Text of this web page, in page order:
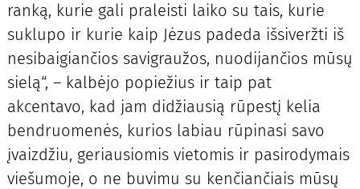
ranką, kurie gali praleisti laiko su tais, kurie
suklupo ir kurie kaip Jėzus padeda išsiveržti iš
nesibaigiančios savigraužos, nuodijančios mūsų
sielą“, – kalbėjo popiežius ir taip pat
akcentavo, kad jam didžiausią rūpestį kelia
bendruomenės, kurios labiau rūpinasi savo
įvaizdžiu, geriausiomis vietomis ir pasirodymais
viešumoje, o ne buvimu su kenčiančiais mūsų